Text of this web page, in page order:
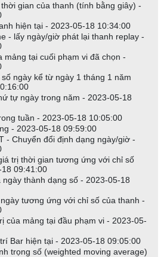
gian của thanh (tính bằng giây) -
hiện tại - 2023-05-18 10:34:00
- lấy ngày/giờ phát lại thanh replay -
mảng tại cuối phạm vi đã chọn -
ngày kể từ ngày 1 tháng 1 năm
tự ngày trong năm - 2023-05-18
tuần - 2023-05-18 10:05:00
- 2023-05-18 09:59:00
- Chuyển đổi định dạng ngày/giờ -
trị thời gian tương ứng với chỉ số
09:41:00
ngày thành dạng số - 2023-05-18
tương ứng với chỉ số của thanh -
của mảng tại đầu phạm vi - 2023-05-
Bar hiện tại - 2023-05-18 09:05:00
trọng số (weighted moving average)